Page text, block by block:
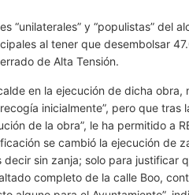
“unilaterales” y “populistas” del
al tener que desembolsar
de Alta Tensión.
en la ejecución de dicha obra,
inicialmente”, pero que tras
de la obra”, le ha permitido a
se cambió la ejecución de
sin zanja; solo para justificar
completo de la calle Boo,